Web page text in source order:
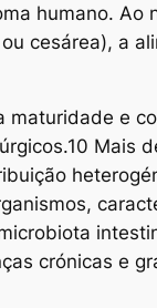
humano.
cesárea), a
e
Mais
crónicas e